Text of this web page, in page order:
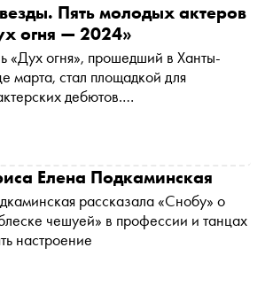
Пять молодых актеров
огня — 2024»
«Дух огня», прошедший в Ханты-
марта, стал площадкой для
дебютов.
кто, вероятно, придет на смену
актеров нового поколения
Елена Подкаминская
рассказала «Снобу» о
чешуей» в профессии и танцах
настроение